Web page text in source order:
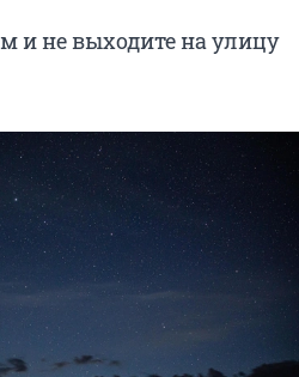
и не выходите на улицу